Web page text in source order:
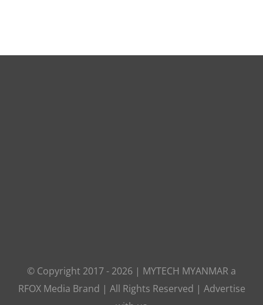
© Copyright 2017 - 2026 | MYTECH MYANMAR a
RFOX Media Brand | All Rights Reserved | Advertise